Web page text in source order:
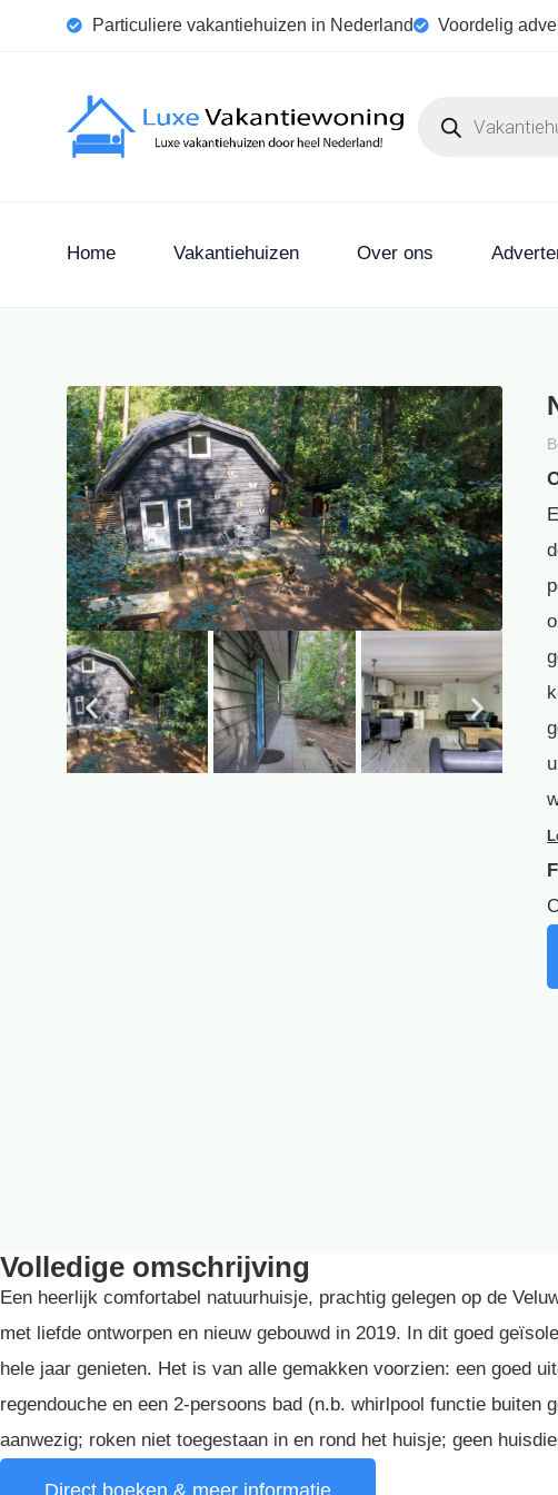
Particuliere vakantiehuizen in Nederland Voordelig
Home Vakantiehuizen Over ons
Volledige omschrijving
Een heerlijk comfortabel natuurhuisje, prachtig gelegen op de
met liefde ontworpen en nieuw gebouwd in 2019. In dit goed
hele jaar genieten. Het is van alle gemakken voorzien: een goed
regendouche en een 2-persoons bad (n.b. whirlpool functie
aanwezig; roken niet toegestaan in en rond het huisje; geen
Direct boeken & meer informatie